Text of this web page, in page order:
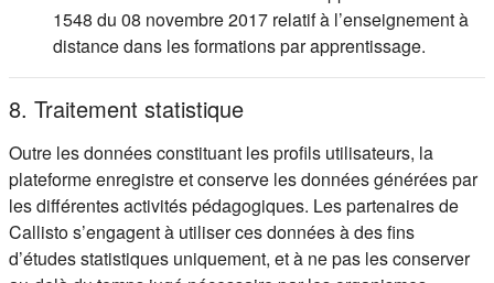
1548 du 08 novembre 2017 relatif à l’enseignement à
distance dans les formations par apprentissage.
8. Traitement statistique
Outre les données constituant les profils utilisateurs, la
plateforme enregistre et conserve les données générées par
les différentes activités pédagogiques. Les partenaires de
Callisto s’engagent à utiliser ces données à des fins
d’études statistiques uniquement, et à ne pas les conserver